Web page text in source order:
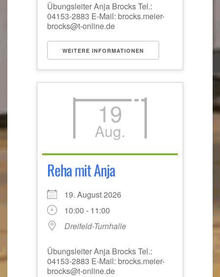
Übungsleiter Anja Brocks Tel.:
04153-2883 E-Mail: brocks.meier-
brocks@t-online.de
WEITERE INFORMATIONEN
19
Aug.
Reha mit Anja
19. August 2026
10:00 - 11:00
Dreifeld-Turnhalle
Übungsleiter Anja Brocks Tel.:
04153-2883 E-Mail: brocks.meier-
brocks@t-online.de